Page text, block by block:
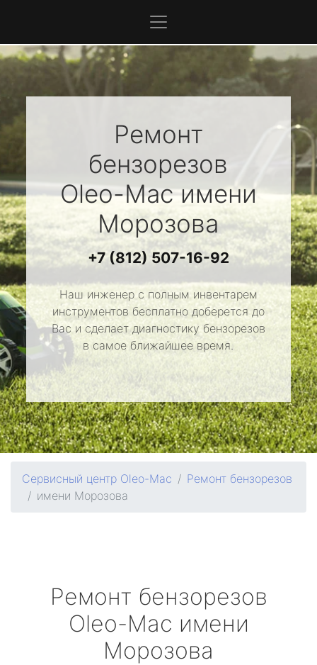
Ремонт
бензорезов
Oleo-Macимени
Морозова
+7 (812) 507-16-92
Наш инженер с полным инвентарем
инструментов бесплатно доберется до
Вас и сделает диагностику бензорезов
в самое ближайшее время.
Сервисный центр Oleo-Mac
Ремонт бензорезов
имени Морозова
Ремонт бензорезов
Oleo-Mac имени
Морозова